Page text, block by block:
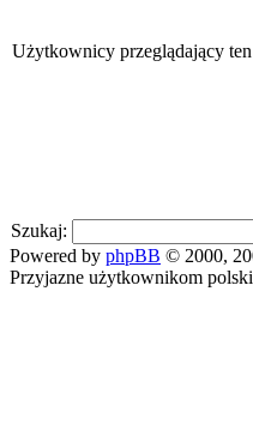
Użytkownicy przeglądający
Szukaj:
Powered by phpBB © 2000,
Przyjazne użytkownikom